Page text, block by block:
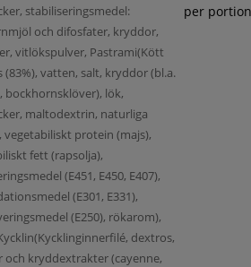
stabiliseringsmedel:
och difosfater, kryddor,
vitlökspulver, Pastrami(Kött
(83%), vatten, salt, kryddor (bl.a.
bockhornsklöver), lök,
maltodextrin, naturliga
vegetabiliskt protein (majs),
fett (rapsolja),
(E451, E450, E407),
(E301, E331),
(E250), rökarom),
dextros,
och kryddextrakter (cayenne,
per